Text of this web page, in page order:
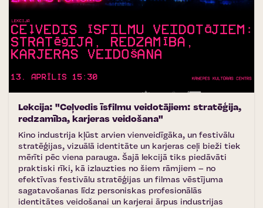
Lekcija: "Ceļvedis īsfilmu veidotājiem: stratēģija,
redzamība, karjeras veidošana"
Kino industrija kļūst arvien vienveidīgāka, un festivālu
stratēģijas, vizuālā identitāte un karjeras ceļi bieži tiek
mērīti pēc viena parauga. Šajā lekcijā tiks piedāvāti
praktiski rīki, kā izlauzties no šiem rāmjiem – no
efektīvas festivālu stratēģijas un filmas vēstījuma
sagatavošanas līdz personiskas profesionālās
identitātes veidošanai un karjerai ārpus industrijas